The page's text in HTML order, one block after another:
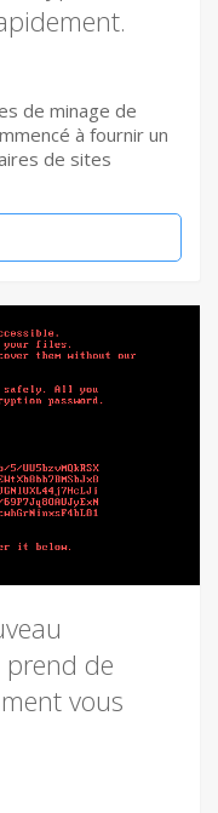
de minage de
à fournir un
de sites
prend de
vous